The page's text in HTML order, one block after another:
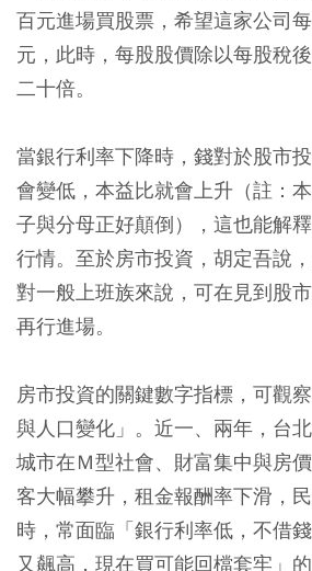
百元進場買股票，希望這家公司
元，此時，每股股價除以每股稅
二十倍。
當銀行利率下降時，錢對於股市
會變低，本益比就會上升（註：
子與分母正好顛倒），這也能解
行情。至於房市投資，胡定吾說
對一般上班族來說，可在見到股
再行進場。
房市投資的關鍵數字指標，可觀
與人口變化」。近一、兩年，台
城市在Ｍ型社會、財富集中與房
客大幅攀升，租金報酬率下滑，
時，常面臨「銀行利率低，不借
又飆高，現在買可能回檔套牢」的